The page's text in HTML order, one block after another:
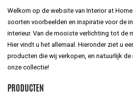
Welkom op de website van Interior at
soorten voorbeelden en inspiratie voor de
interieur. Van de mooiste verlichting tot de
Hier vindt u het allemaal. Hieronder ziet u
producten die wij verkopen, en natuurlijk
onze collectie!
PRODUCTEN